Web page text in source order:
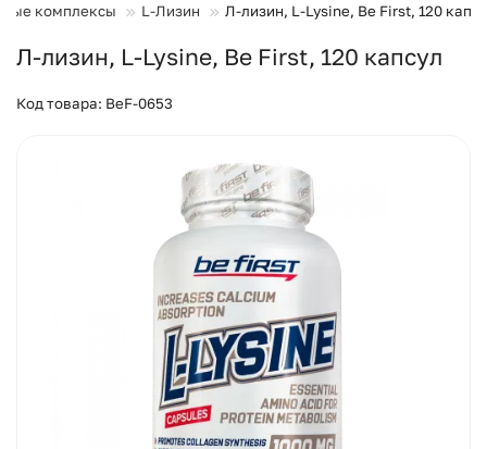
комплексы L-Лизин Л-лизин, L-Lysine, Be First, 120
Л-лизин, L-Lysine, Be First, 120 капсул
Код товара: BeF-0653